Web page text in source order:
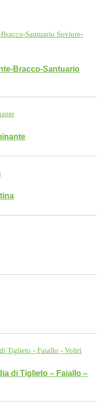
Bracco-Santuario
di Tiglieto – Faiallo –